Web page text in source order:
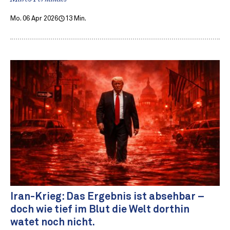
Mo. 06 Apr 2026 13 Min.
Iran-Krieg: Das Ergebnis ist absehbar –
doch wie tief im Blut die Welt dorthin
watet noch nicht.